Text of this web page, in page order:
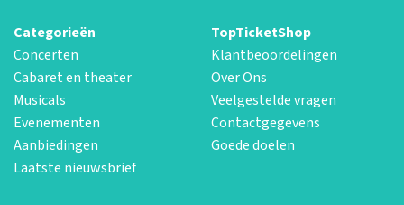
Categorieën
Concerten
Cabaret en theater
Musicals
Evenementen
Aanbiedingen
Laatste nieuwsbrief
TopTicketShop
Klantbeoordelingen
Over Ons
Veelgestelde vragen
Contactgegevens
Goede doelen